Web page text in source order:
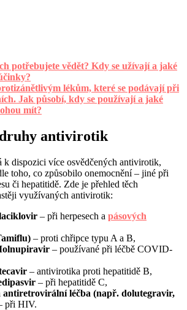
potřebujete vědět? Kdy se užívají a jaké
lékům, které se podávají při
Jak působí, kdy se používají a jaké
mít?
antivirotik
k dispozici více osvědčených antivirotik,
toho, co způsobilo onemocnění – jiné při
či hepatitidě. Zde je přehled těch
využívaných antivirotik:
– při herpesech a pásových
– proti chřipce typu A a B,
– používané při léčbě COVID-
– antivirotika proti hepatitidě B,
– při hepatitidě C,
antiretrovirální léčba (např. dolutegravir,
při HIV.